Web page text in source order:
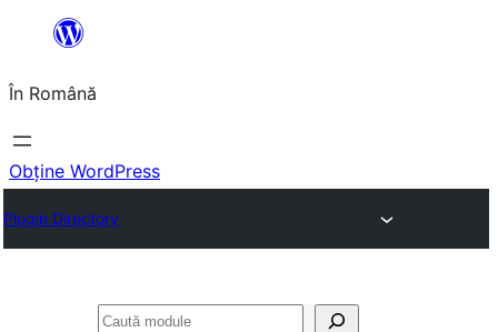
conținut
În Română
Obține WordPress
Plugin Directory
Caută